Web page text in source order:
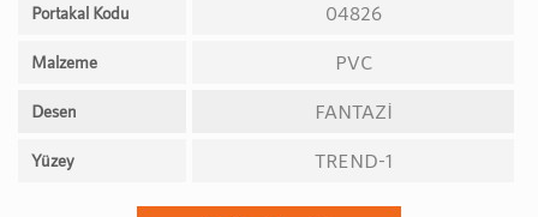
Portakal Kodu 04826
Malzeme PVC
Desen FANTAZİ
Yüzey TREND-1